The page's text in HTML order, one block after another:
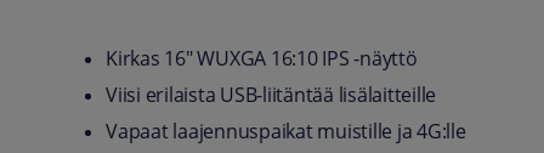
Kirkas 16" WUXGA 16:10 IPS -näyttö
Viisi erilaista USB-liitäntää lisälaitteille
Vapaat laajennuspaikat muistille ja 4G:lle